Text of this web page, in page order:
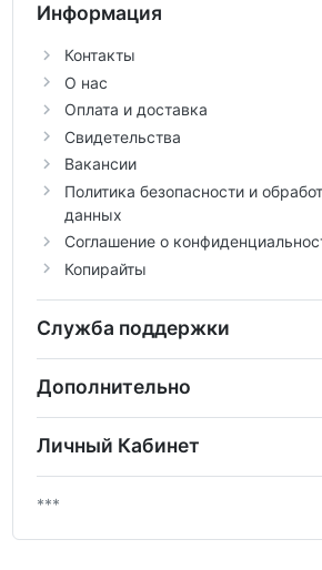
Информация
Контакты
О нас
Оплата и доставка
Свидетельства
Вакансии
Политика безопасности и
данных
Соглашение о
Копирайты
Служба поддержки
Дополнительно
Личный Кабинет
***